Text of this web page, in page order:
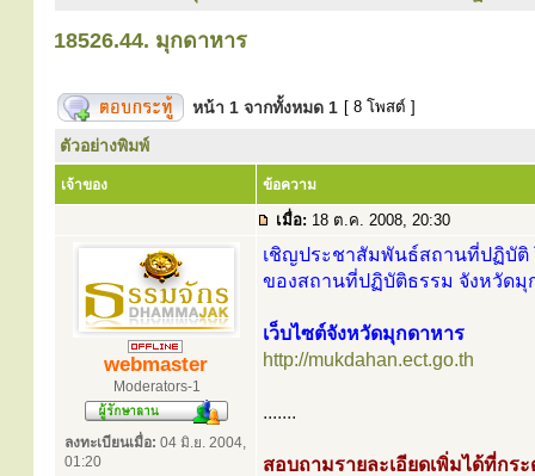
18526.44. มุกดาหาร
หน้า 1 จากทั้งหมด 1 [ 8 โพสต์ ]
ตัวอย่างพิมพ์
เจ้าของ ข้อความ
เมื่อ: 18 ต.ค. 2008, 20:30
webmaster
Moderators-1
ลงทะเบียนเมื่อ: 04 มิ.ย. 2004,
01:20
เชิญประชาสัมพันธ์สถานที่ปฏิบัติ
ของสถานที่ปฏิบัติธรรม จังหวัดมุ
เว็บไซต์จังหวัดมุกดาหาร
http://mukdahan.ect.go.th
.......
สอบถามรายละเอียดเพิ่มได้ที่กร